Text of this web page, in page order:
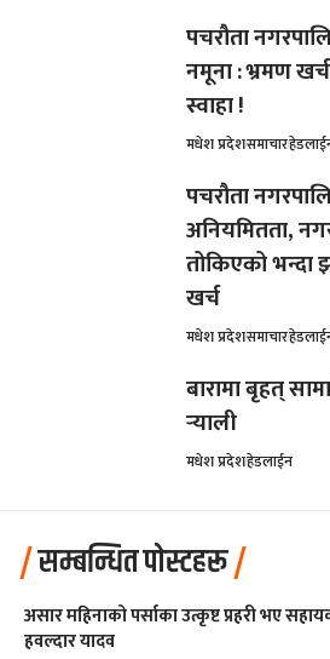
पचरौता
नमूना : भ्रमण
स्वाहा !
मधेश प्रदेशसमाचार
पचरौता
अनियमितता,
तोकिएको भन्दा
खर्च
मधेश प्रदेशसमाचार
बारामा बृहत्
र्‍याली
मधेश प्रदेशहेडलाईन
सम्बन्धित पोस्टहरू
असार महिनाको पर्साका उत्कृष्ट प्रहरी भए
हवल्दार यादव